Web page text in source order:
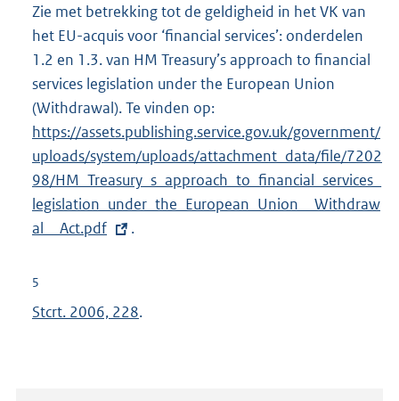
k
:
Zie met betrekking tot de geldigheid in het VK van
het EU-acquis voor ‘financial services’: onderdelen
1.2 en 1.3. van HM Treasury’s approach to financial
services legislation under the European Union
(Withdrawal). Te vinden op:
x
t
e
r
https://assets.publishing.service.gov.uk/government/
uploads/system/uploads/attachment_data/file/7202
98/HM_Treasury_s_approach_to_financial_services_
legislation_under_the_European_Union__Withdraw
al__Act.pdf
.
5
Stcrt. 2006, 228.